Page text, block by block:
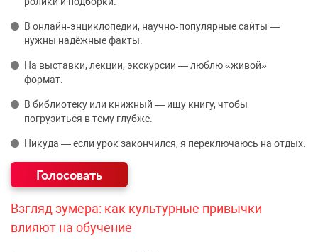
В онлайн‑энциклопедии, научно‑популярные сайты —
нужны надёжные факты.
На выставки, лекции, экскурсии — люблю «живой»
формат.
В библиотеку или книжный — ищу книгу, чтобы
погрузиться в тему глубже.
Никуда — если урок закончился, я переключаюсь на отдых.
Взгляд зумера: как культурные привычки
влияют на обучение